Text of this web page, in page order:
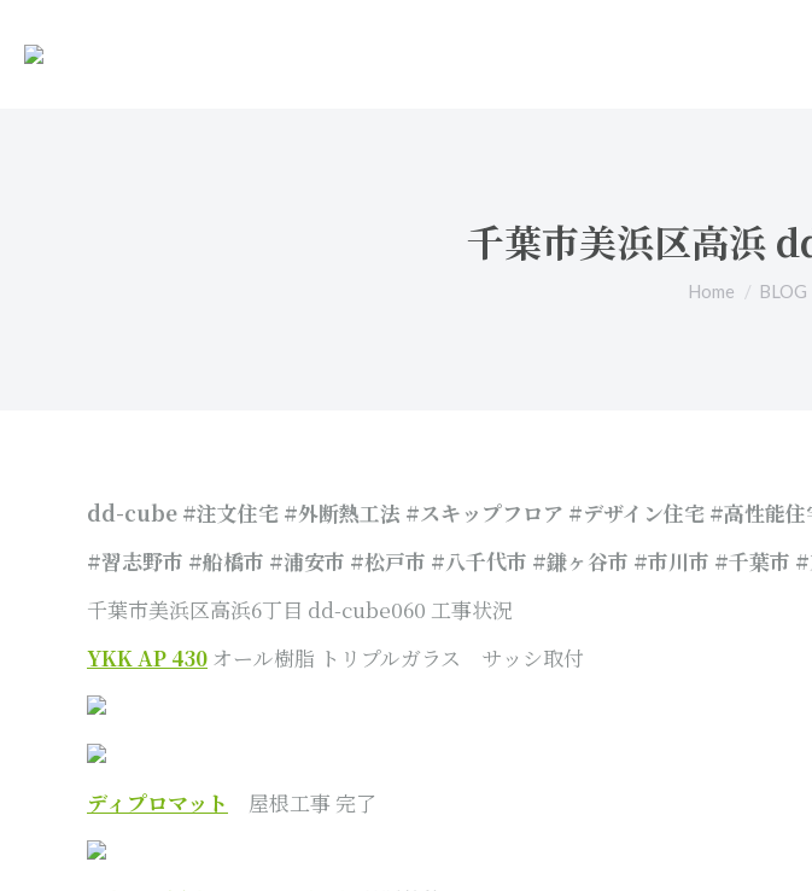
千葉市美浜区高浜
You are
Home BLOG
dd-cube #注文住宅 #外断熱工法 #スキップフロア #デザイン住宅 #高性能住
#習志野市 #船橋市 #浦安市 #松戸市 #八千代市 #鎌ヶ谷市 #市川市 #千葉市
千葉市美浜区高浜6丁目 dd-cube060 工事状況
YKK AP 430 オール樹脂 トリプルガラス サッシ取付
ディプロマット 屋根工事 完了